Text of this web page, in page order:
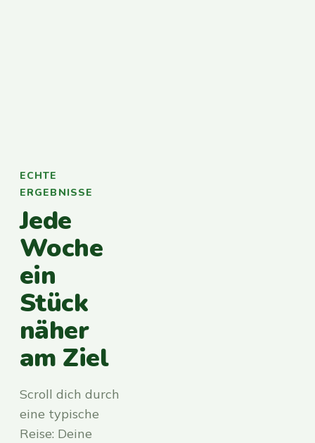
ECHTE
ERGEBNISSE
Jede
Woche
ein
Stück
näher
am Ziel
Scroll dich durch
eine typische
Reise: Deine